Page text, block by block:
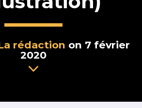
rédaction on 7 février
2020